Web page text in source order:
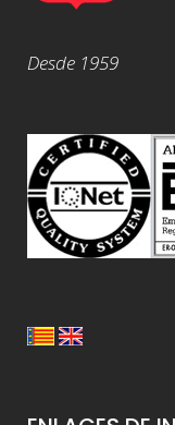
Desde 1959